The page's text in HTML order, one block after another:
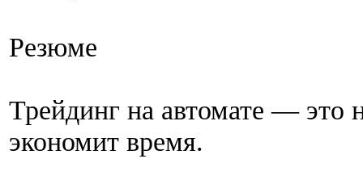
Резюме
Трейдинг на автомате —
экономит время.